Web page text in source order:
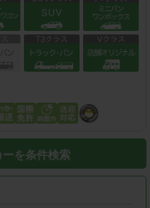
ーを条件検索